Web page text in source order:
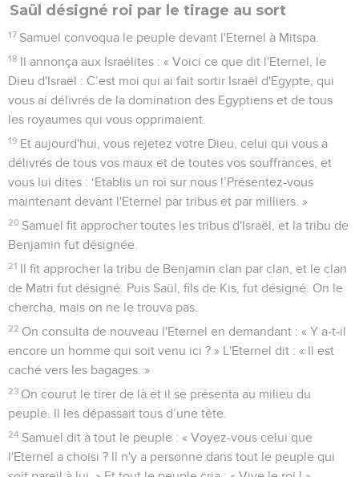
Saül désigné roi par le tirage au sort
17 Samuel convoqua le peuple devant l'Eternel à Mitspa.
18 Il annonça aux Israélites : « Voici ce que dit l'Eternel, le
Dieu d'Israël : C’est moi qui ai fait sortir Israël d'Egypte, qui
vous ai délivrés de la domination des Egyptiens et de tous
les royaumes qui vous opprimaient.
19 Et aujourd'hui, vous rejetez votre Dieu, celui qui vous a
délivrés de tous vos maux et de toutes vos souffrances, et
vous lui dites : ‘Etablis un roi sur nous !’Présentez-vous
maintenant devant l'Eternel par tribus et par milliers. »
20 Samuel fit approcher toutes les tribus d'Israël, et la tribu de
Benjamin fut désignée.
21 Il fit approcher la tribu de Benjamin clan par clan, et le clan
de Matri fut désigné. Puis Saül, fils de Kis, fut désigné. On le
chercha, mais on ne le trouva pas.
22 On consulta de nouveau l'Eternel en demandant : « Y a-t-il
encore un homme qui soit venu ici ? » L'Eternel dit : « Il est
caché vers les bagages. »
23 On courut le tirer de là et il se présenta au milieu du
peuple. Il les dépassait tous d’une tête.
24 Samuel dit à tout le peuple : « Voyez-vous celui que
l'Eternel a choisi ? Il n'y a personne dans tout le peuple qui